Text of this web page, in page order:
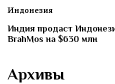
Индонезия
Индия продаст
BrahMos на $630 млн
Архивы